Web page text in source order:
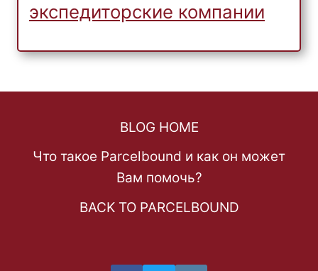
экспедиторские компании
BLOG HOME
Что такое Parcelbound и как он может
Вам помочь?
BACK TO PARCELBOUND